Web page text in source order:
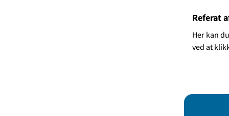
Referat
Her kan
ved at